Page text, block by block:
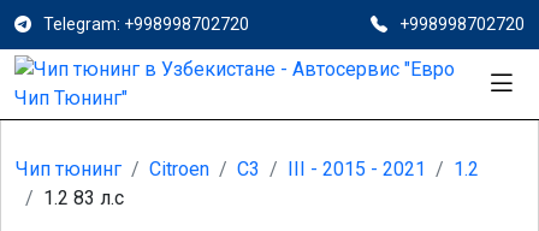
Telegram: +998998702720 +998998702720
Чип тюнинг Citroen C3 III - 2015 - 2021
1.2
1.2 83 л.с